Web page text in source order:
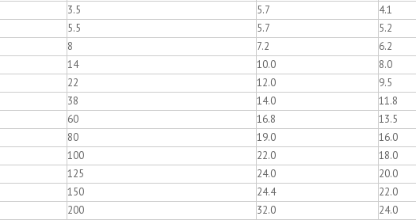
3.5 5.7
4.1
5.5 5.7
5.2
8 7.2
6.2
14 10.0
8.0
22 12.0
9.5
38 14.0
11.8
60 16.8
13.5
80 19.0
16.0
100 22.0
18.0
125 24.0
20.0
150 24.4
22.0
200 32.0
24.0